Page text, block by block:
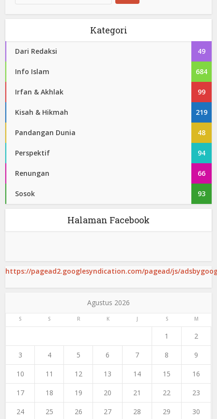
Kategori
Dari Redaksi 49
Info Islam 684
Irfan & Akhlak 99
Kisah & Hikmah 219
Pandangan Dunia 48
Perspektif 94
Renungan 66
Sosok 93
Halaman Facebook
https://pagead2.googlesyndication.com/pagead/js/
Agustus 2026
S S R K J S M
1 2
3 4 5 6 7 8 9
10 11 12 13 14 15 16
17 18 19 20 21 22 23
24 25 26 27 28 29 30